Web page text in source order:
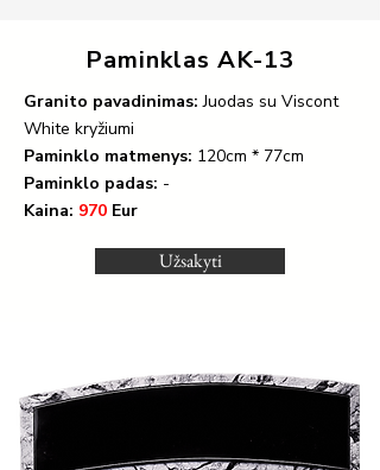
Paminklas AK-13
Granito pavadinimas:Juodas su Viscont
White kryžiumi
Paminklo matmenys: 120cm * 77cm
Paminklo padas: -
Kaina: 970 Eur
Užsakyti